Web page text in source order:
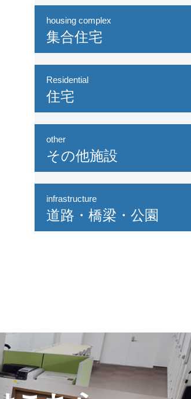
housing complex
集合住宅
Residential
住宅
other
その他施設
infrastructure
道路・橋梁・公園